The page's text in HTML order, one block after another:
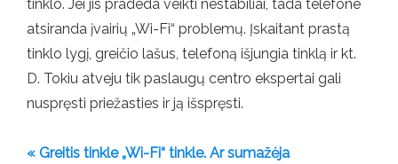
tinklo. Jei jis pradeda veikti nestabiliai, tada telefone
atsiranda įvairių „Wi-Fi“ problemų. Įskaitant prastą
tinklo lygį, greičio lašus, telefoną išjungia tinklą ir kt.
D. Tokiu atveju tik paslaugų centro ekspertai gali
nuspręsti priežasties ir ją išspręsti.
« Greitis tinkle „Wi-Fi“ tinkle. Ar sumažėja